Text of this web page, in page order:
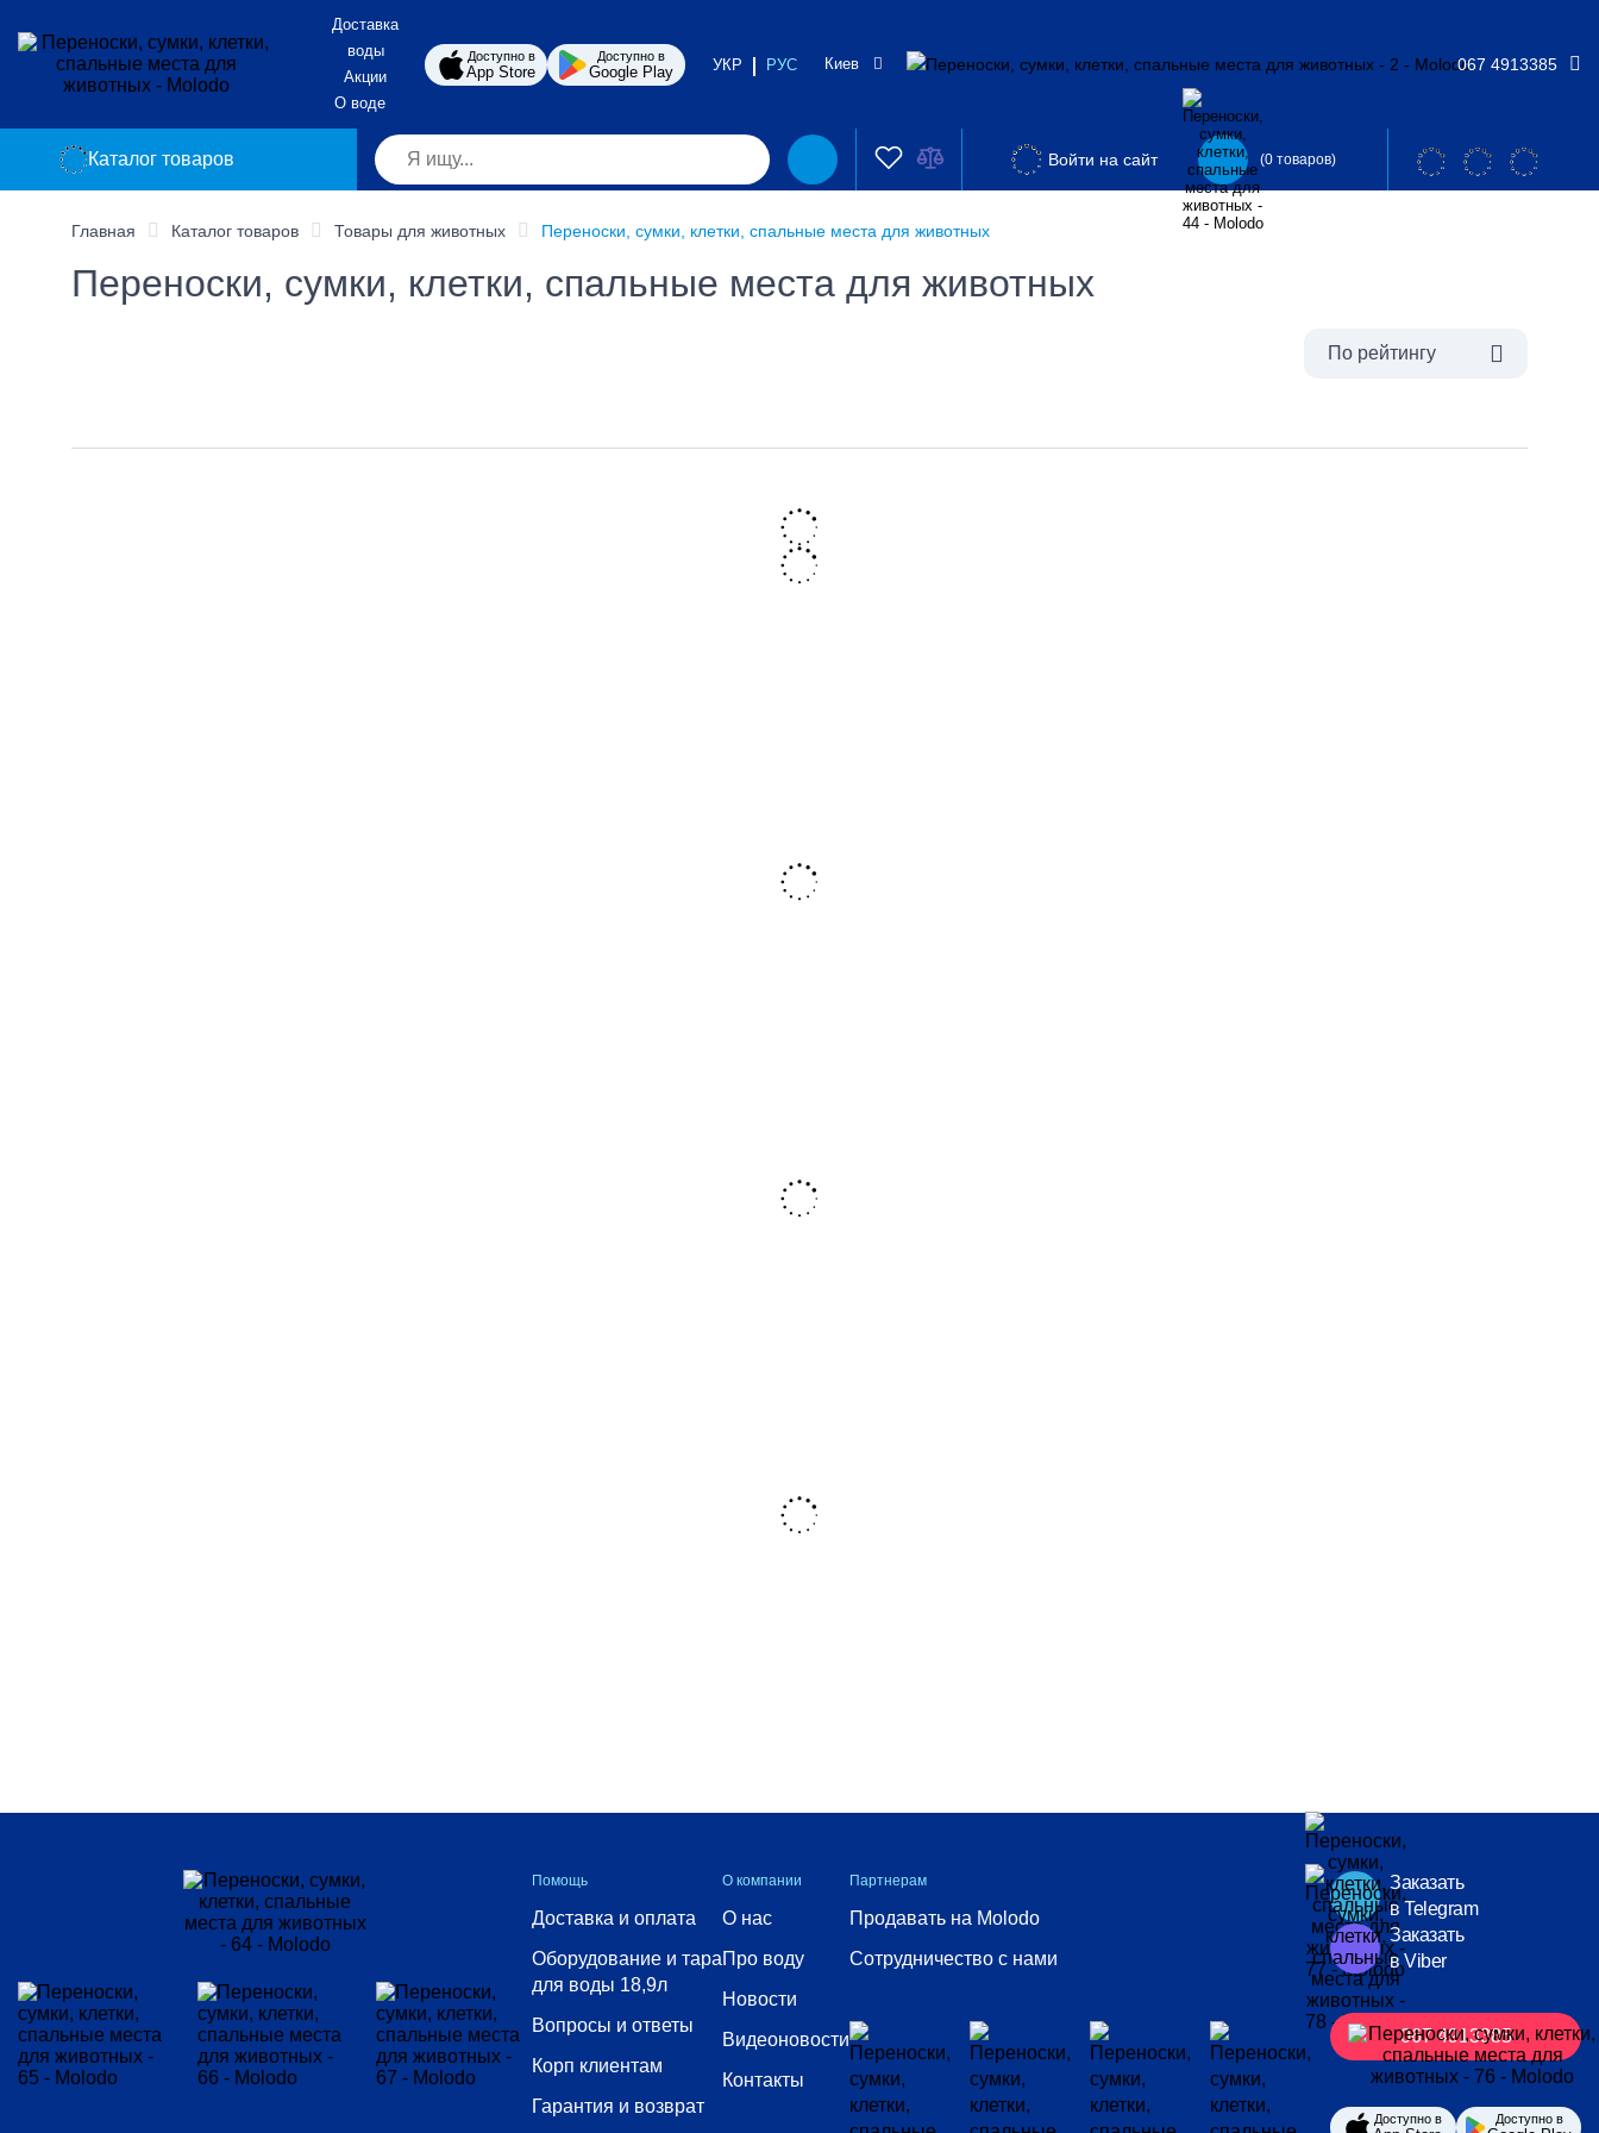
Доставка
воды
Акции
О воде
Доступно в
App Store
Доступно в
Google Play УКР РУС Киев 067 4913385
Каталог товаров Войти на сайт (0 товаров)
Главная Каталог товаров Товары для животных Переноски, сумки, клетки, спальные места для животных
Переноски, сумки, клетки, спальные места для животных
По рейтингу
Помощь
Доставка и оплата
Оборудование и тара
для воды 18,9л
Вопросы и ответы
Корп клиентам
Гарантия и возврат
О компании
О нас
Про воду
Новости
Видеоновости
Контакты
Партнерам
Продавать на Molodo
Сотрудничество с нами
067 4913385
Заказать
в Telegram
Заказать
в Viber
Доступно в Доступно в